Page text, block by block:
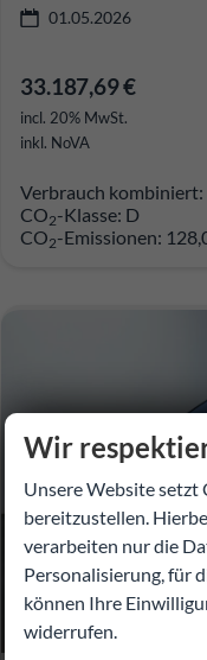
01.05.2026
33.187,69 €
incl. 20% MwSt.
inkl. NoVA
Verbrauch kombiniert:
CO2-Klasse: D
CO2-Emissionen:
Wir
Unsere Website setzt
bereitzustellen.
verarbeiten nur die
Personalisierung, für
können Ihre
widerrufen.